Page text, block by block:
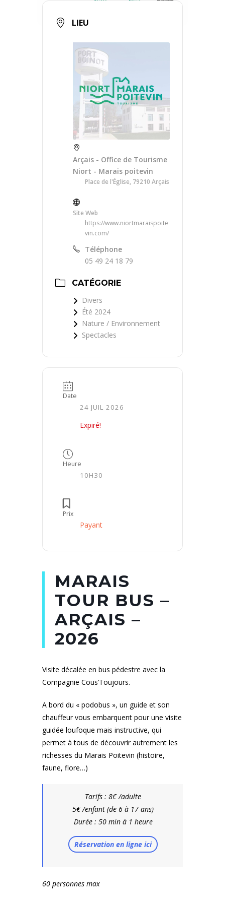
LIEU
Arçais - Office de Tourisme
Niort - Marais poitevin
Place de l'Église, 79210 Arçais
Site Web
https://www.niortmaraispoite
vin.com/
Téléphone
05 49 24 18 79
CATÉGORIE
Divers
Été 2024
Nature / Environnement
Spectacles
Date
24 JUIL 2026
Expiré!
Heure
10H30
Prix
Payant
MARAIS
TOUR BUS –
ARÇAIS –
2026
Visite décalée en bus pédestre avec la
Compagnie Cous’Toujours.
A bord du « podobus », un guide et son
chauffeur vous embarquent pour une visite
guidée loufoque mais instructive, qui
permet à tous de découvrir autrement les
richesses du Marais Poitevin (histoire,
faune, flore…)
Tarifs : 8€ /adulte
5€ /enfant (de 6 à 17 ans)
Durée : 50 min à 1 heure
Réservation en ligne ici
60 personnes max